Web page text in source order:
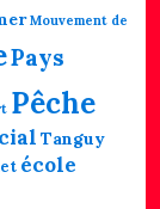
Mouvement de
Pays
Pêche
Tanguy
école